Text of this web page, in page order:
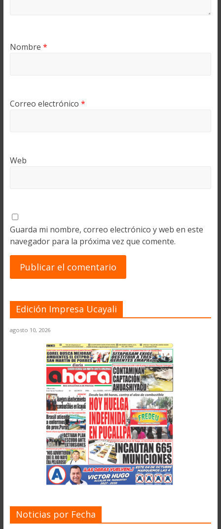
Nombre *
Correo electrónico *
Web
Guarda mi nombre, correo electrónico y web en este
navegador para la próxima vez que comente.
Edición Impresa Ucayali
agosto 10, 2026
Noticias por Fecha